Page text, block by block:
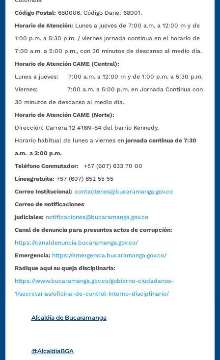
Código Postal: 680006. Código Dane: 68001.
Horario de Atención: Lunes a jueves de 7:00 a.m. a 12:00 m y de
1:00 p.m. a 5:30 p.m. / viernes jornada continua en el horario de
7:00 a.m. a 5:00 p.m., con 30 minutos de descanso al medio día.
Horario de Atención CAME (Central):
Lunes a jueves: 7:00 a.m. a 12:00 m y de 1:00 p.m. a 5:30 p.m.
Viernes: 7:00 a.m. a 5:00 p.m. en Jornada Continua con
30 minutos de descanso al medio día.
Horario de Atención CAME (Norte):
Dirección:Carrera 12 #16N-84 del barrio Kennedy.
Horario habitual de lunes a viernes en jornada continua de 7:30
a.m. a 3:00 p.m.
Teléfono Conmutador:
+57 (607) 633 70 00
Líneagratuita: +57 (607) 652 55 55
Correo Institucional: contactenos@bucaramanga.gov.co
Correo de notificaciones
judiciales: notificaciones@bucaramanga.gov.co
Canal de denuncia para presuntos actos de corrupción:
https://canaldenuncia.bucaramanga.gov.co/
Emergencia: https://emergencia.bucaramanga.gov.co/
Radique aquí su queja disciplinaria:
https://www.bucaramanga.gov.co/gobierno-ciudadanos-
1/secretarias/oficina-de-control-interno-disciplinario/
Alcaldía de Bucaramanga
@AlcaldíaBGA